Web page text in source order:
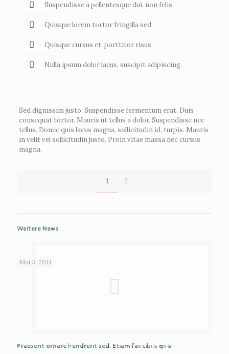
Suspendisse a pellentesque dui, non felis.
Quisque lorem tortor fringilla sed.
Quisque cursus et, porttitor risus.
Nulla ipsum dolor lacus, suscipit adipiscing.
Sed dignissim justo. Suspendisse fermentum erat. Duis
consequat tortor. Mauris ut tellus a dolor. Suspendisse nec
tellus. Donec quis lacus magna, sollicitudin id, turpis. Mauris
in velit vel sollicitudin justo. Proin vitae massa nec cursus
magna.
1 2
Weitere News
Mai 3, 2014
Praesent ornare hendrerit sed. Etiam faucibus quis